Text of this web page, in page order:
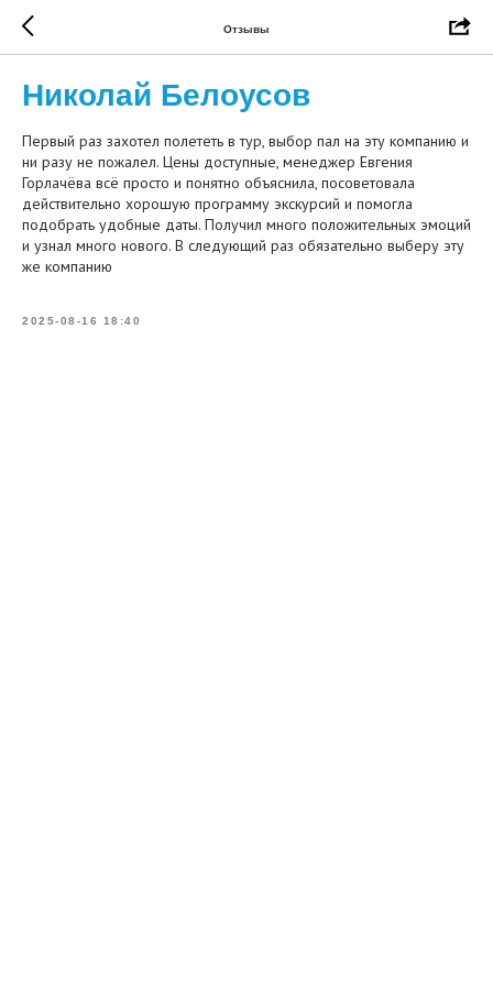
Отзывы
​Николай Белоусов
Первый раз захотел полететь в тур, выбор пал на эту компанию и
ни разу не пожалел. Цены доступные, менеджер Евгения
Горлачёва всё просто и понятно объяснила, посоветовала
действительно хорошую программу экскурсий и помогла
подобрать удобные даты. Получил много положительных эмоций
и узнал много нового. В следующий раз обязательно выберу эту
же компанию
2025-08-16 18:40